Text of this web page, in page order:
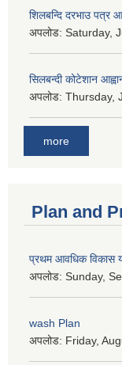
शिलबन्दि दरभाउ पत्र
अपलोड: Saturday,
सिलबन्दी कोटेशान
अपलोड: Thursday,
more
Plan and
प्रथम आवधिक विकास
अपलोड: Sunday,
wash Plan
अपलोड: Friday,